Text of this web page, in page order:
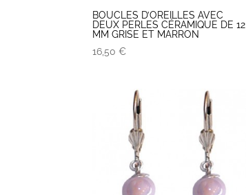
BOUCLES D’OREILLES AVEC
DEUX PERLES CÉRAMIQUE DE 12
MM GRISE ET MARRON
16,50€